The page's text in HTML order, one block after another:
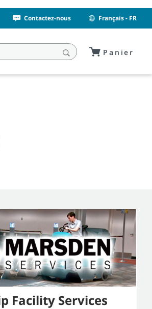
Contactez-nous Français - FR
Panier
Facility Services